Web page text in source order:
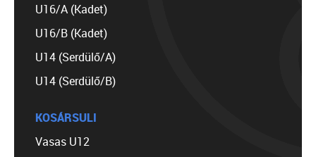
U16/A (Kadet)
U16/B (Kadet)
U14 (Serdülő/A)
U14 (Serdülő/B)
KOSÁRSULI
Vasas U12